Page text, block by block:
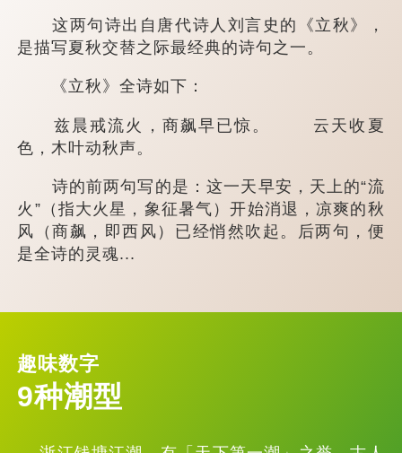
这两句诗出自唐代诗人刘言史的《立秋》，
是描写夏秋交替之际最经典的诗句之一。
《立秋》全诗如下：
兹晨戒流火，商飙早已惊。 云天收夏
色，木叶动秋声。
诗的前两句写的是：这一天早安，天上的“流
火”（指大火星，象征暑气）开始消退，凉爽的秋
风（商飙，即西风）已经悄然吹起。后两句，便
是全诗的灵魂...
趣味数字
9种潮型